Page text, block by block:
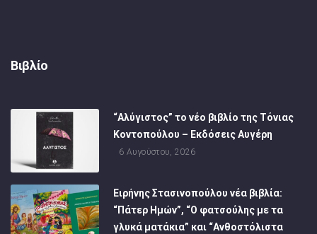
Βιβλίο
“Αλύγιστος” το νέο βιβλίο της Τόνιας
Κοντοπούλου – Εκδόσεις Αυγέρη
6 Αυγούστου, 2026
Ειρήνης Στασινοπούλου νέα βιβλία:
“Πάτερ Ημών”, “Ο φατσούλης με τα
γλυκά ματάκια” και “Ανθοστόλιστα